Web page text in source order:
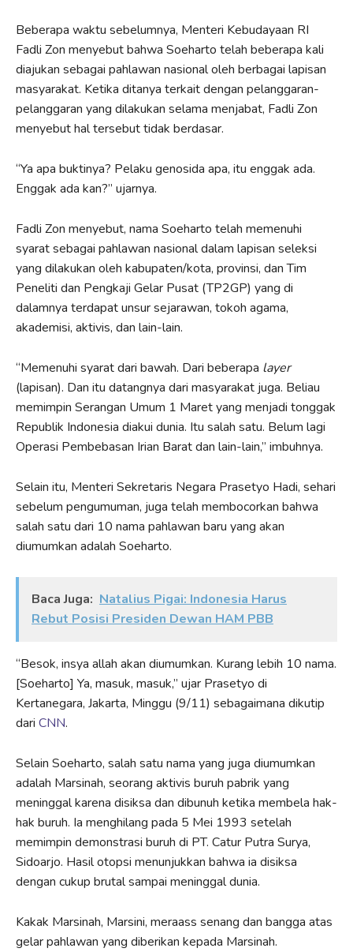
Beberapa waktu sebelumnya, Menteri Kebudayaan RI
Fadli Zon menyebut bahwa Soeharto telah beberapa kali
diajukan sebagai pahlawan nasional oleh berbagai lapisan
masyarakat. Ketika ditanya terkait dengan pelanggaran-
pelanggaran yang dilakukan selama menjabat, Fadli Zon
menyebut hal tersebut tidak berdasar.
“Ya apa buktinya? Pelaku genosida apa, itu enggak ada.
Enggak ada kan?” ujarnya.
Fadli Zon menyebut, nama Soeharto telah memenuhi
syarat sebagai pahlawan nasional dalam lapisan seleksi
yang dilakukan oleh kabupaten/kota, provinsi, dan Tim
Peneliti dan Pengkaji Gelar Pusat (TP2GP) yang di
dalamnya terdapat unsur sejarawan, tokoh agama,
akademisi, aktivis, dan lain-lain.
“Memenuhi syarat dari bawah. Dari beberapa layer
(lapisan). Dan itu datangnya dari masyarakat juga. Beliau
memimpin Serangan Umum 1 Maret yang menjadi tonggak
Republik Indonesia diakui dunia. Itu salah satu. Belum lagi
Operasi Pembebasan Irian Barat dan lain-lain,” imbuhnya.
Selain itu, Menteri Sekretaris Negara Prasetyo Hadi, sehari
sebelum pengumuman, juga telah membocorkan bahwa
salah satu dari 10 nama pahlawan baru yang akan
diumumkan adalah Soeharto.
Baca Juga: Natalius Pigai: Indonesia Harus
Rebut Posisi Presiden Dewan HAM PBB
“Besok, insya allah akan diumumkan. Kurang lebih 10 nama.
[Soeharto] Ya, masuk, masuk,” ujar Prasetyo di
Kertanegara, Jakarta, Minggu (9/11) sebagaimana dikutip
dari CNN.
Selain Soeharto, salah satu nama yang juga diumumkan
adalah Marsinah, seorang aktivis buruh pabrik yang
meninggal karena disiksa dan dibunuh ketika membela hak-
hak buruh. Ia menghilang pada 5 Mei 1993 setelah
memimpin demonstrasi buruh di PT. Catur Putra Surya,
Sidoarjo. Hasil otopsi menunjukkan bahwa ia disiksa
dengan cukup brutal sampai meninggal dunia.
Kakak Marsinah, Marsini, meraass senang dan bangga atas
gelar pahlawan yang diberikan kepada Marsinah.